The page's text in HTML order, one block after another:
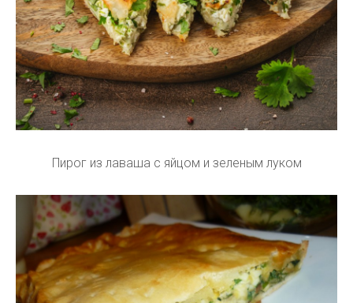
Пирог из лаваша с яйцом и зеленым луком